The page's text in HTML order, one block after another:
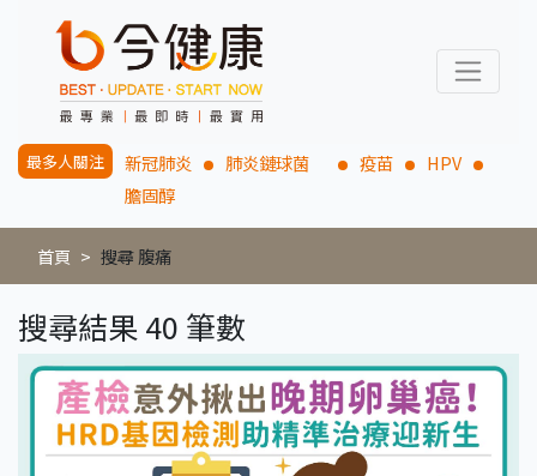
最多人關注 新冠肺炎 肺炎鏈球菌 疫苗
HPV
膽固醇
首頁 搜尋 腹痛
搜尋結果 40 筆數